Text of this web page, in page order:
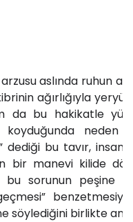
aslında ruhun
ağırlığıyla
da bu hakikatle
neden
dediği bu tavır,
bir manevi kilide
sorunun peşine
söylediğini birlikte